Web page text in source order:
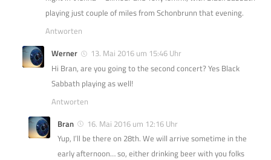
playing just couple of miles from Schonbrunn that evening.
Antworten
Werner
13. Mai 2016 um 15:46 Uhr
Hi Bran, are you going to the second concert? Yes Black
Sabbath playing as well!
Antworten
Bran
16. Mai 2016 um 12:16 Uhr
Yup, I’ll be there on 28th. We will arrive sometime in the
early afternoon… so, either drinking beer with you folks